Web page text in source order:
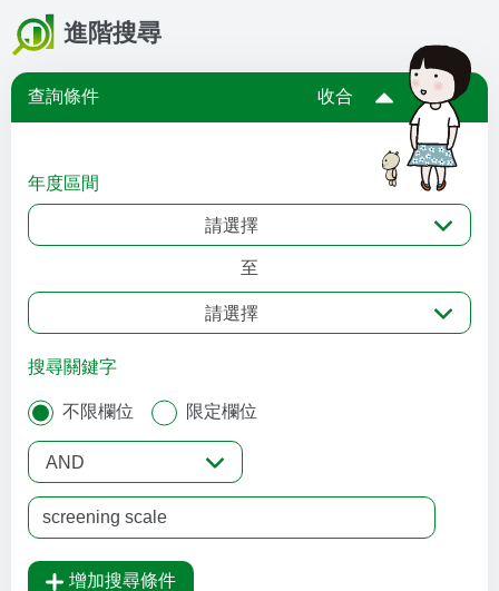
進階搜尋
查詢條件 收合
年度區間
請選擇
至
請選擇
搜尋關鍵字
不限欄位 限定欄位
AND
增加搜尋條件